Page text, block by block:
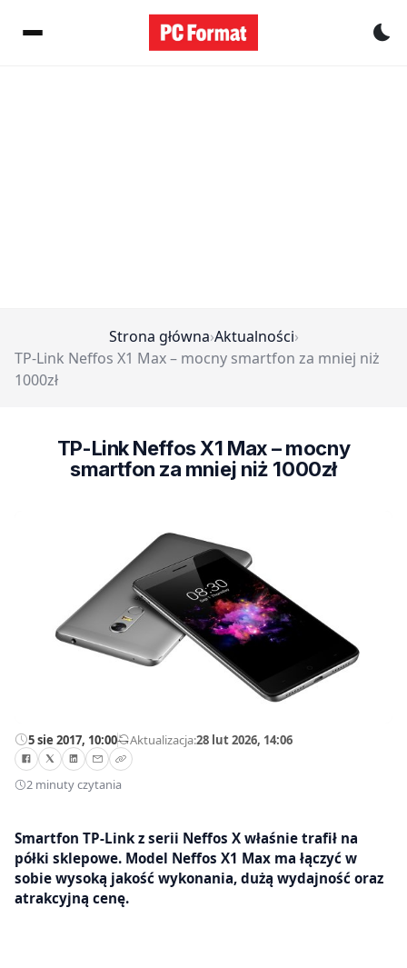
Strona główna›Aktualności›
TP-Link Neffos X1 Max – mocny smartfon za mniej niż
1000zł
TP-Link Neffos X1 Max – mocny
smartfon za mniej niż 1000zł
5 sie 2017, 10:00—Aktualizacja:28 lut 2026, 14:06
2 minuty czytania
Smartfon TP-Link z serii Neffos X właśnie trafił na
półki sklepowe. Model Neffos X1 Max ma łączyć w
sobie wysoką jakość wykonania, dużą wydajność oraz
atrakcyjną cenę.